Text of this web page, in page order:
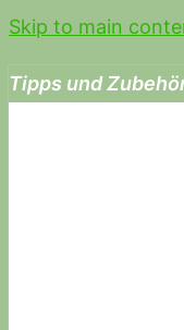
Skip to main
Tipps und